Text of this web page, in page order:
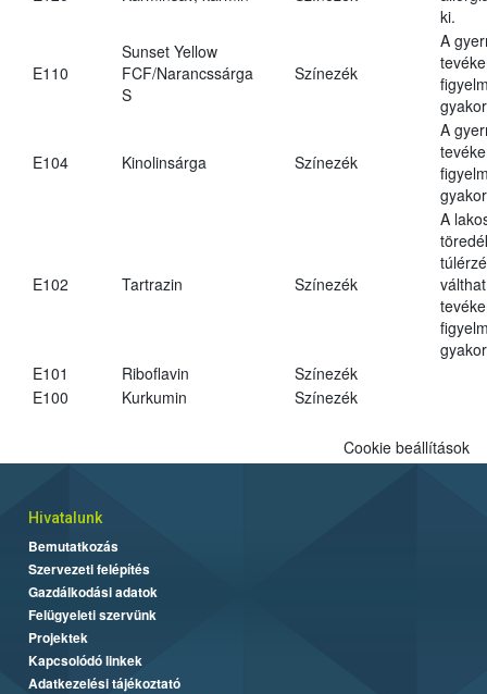
ki.
E110
Sunset Yellow
FCF/Narancssárga
S
Színezék
A
E104 Kinolinsárga Színezék
A
E102 Tartrazin Színezék
A
E101
Riboflavin
Színezék
E100
Kurkumin Színezék
Cookie beállítások
Hivatalunk
Bemutatkozás
Szervezeti felépítés
Gazdálkodási adatok
Felügyeleti szervünk
Projektek
Kapcsolódó linkek
Adatkezelési tájékoztató